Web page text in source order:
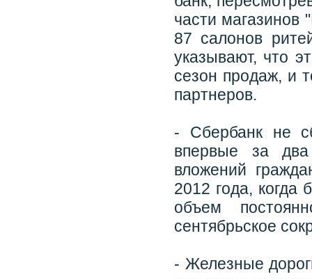
части магазинов
87 салонов
указывают, что
сезон продаж, и
партнеров.
- Сбербанк не
впервые за
вложений
2012 года, когда
объем
сентябрьское
- Железные